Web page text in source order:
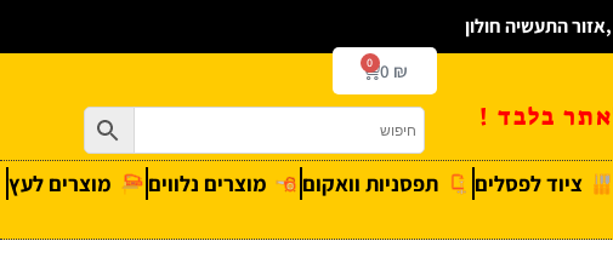
בלבד !
0 ₪
0
ציוד לפסלים תפסניות וואקום מוצרים נלווים
מוצרים לעץ